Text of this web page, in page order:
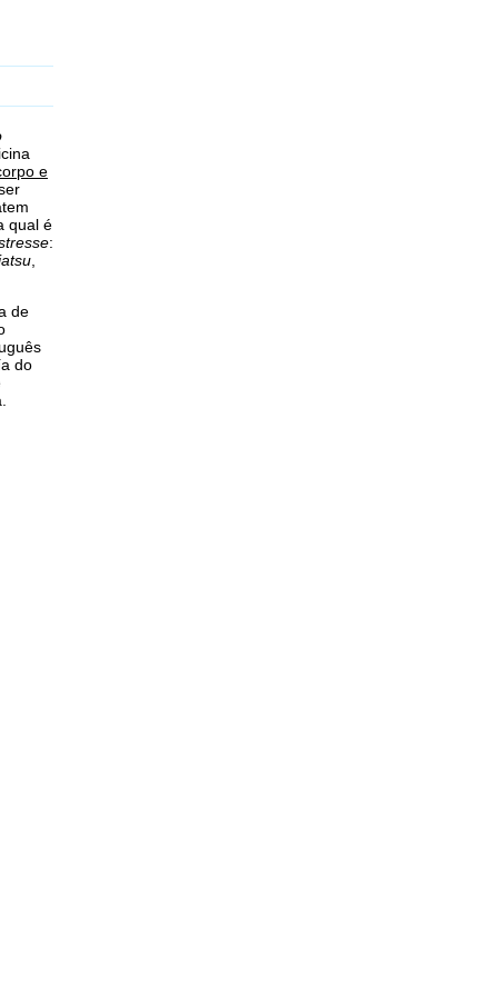
e
qual é
:
de
do